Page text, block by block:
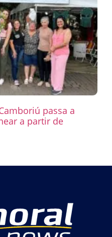
passa a
a partir de